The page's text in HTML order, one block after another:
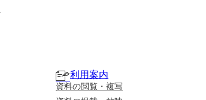
利用案内
資料の閲覧・複写